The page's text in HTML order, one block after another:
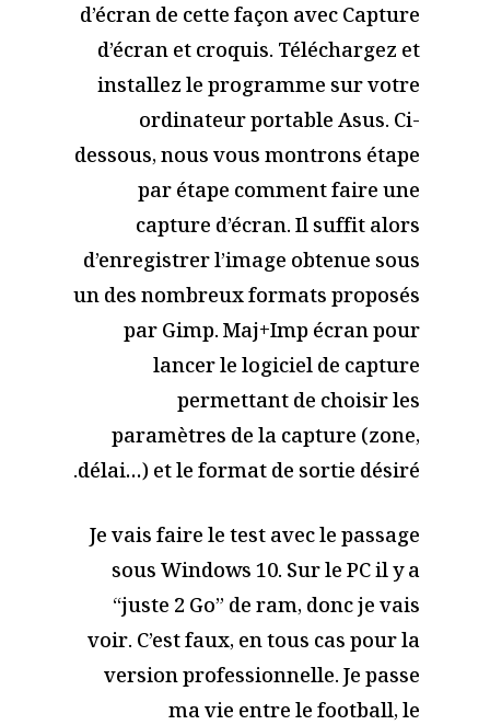
d’écran de cette façon avec Capture
d’écran et croquis. Téléchargez et
installez le programme sur votre
ordinateur portable Asus. Ci-
dessous, nous vous montrons étape
par étape comment faire une
capture d’écran. Il suffit alors
d’enregistrer l’image obtenue sous
un des nombreux formats proposés
par Gimp. Maj+Imp écran pour
lancer le logiciel de capture
permettant de choisir les
paramètres de la capture (zone,
délai…) et le format de sortie désiré.
Je vais faire le test avec le passage
sous Windows 10. Sur le PC il y a
“juste 2 Go” de ram, donc je vais
voir. C’est faux, en tous cas pour la
version professionnelle. Je passe
ma vie entre le football, le